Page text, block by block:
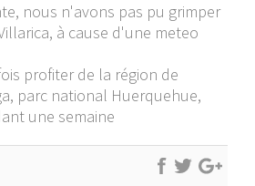
nous n'avons pas pu grimper
à cause d'une meteo
profiter de la région de
parc national Huerquehue,
une semaine